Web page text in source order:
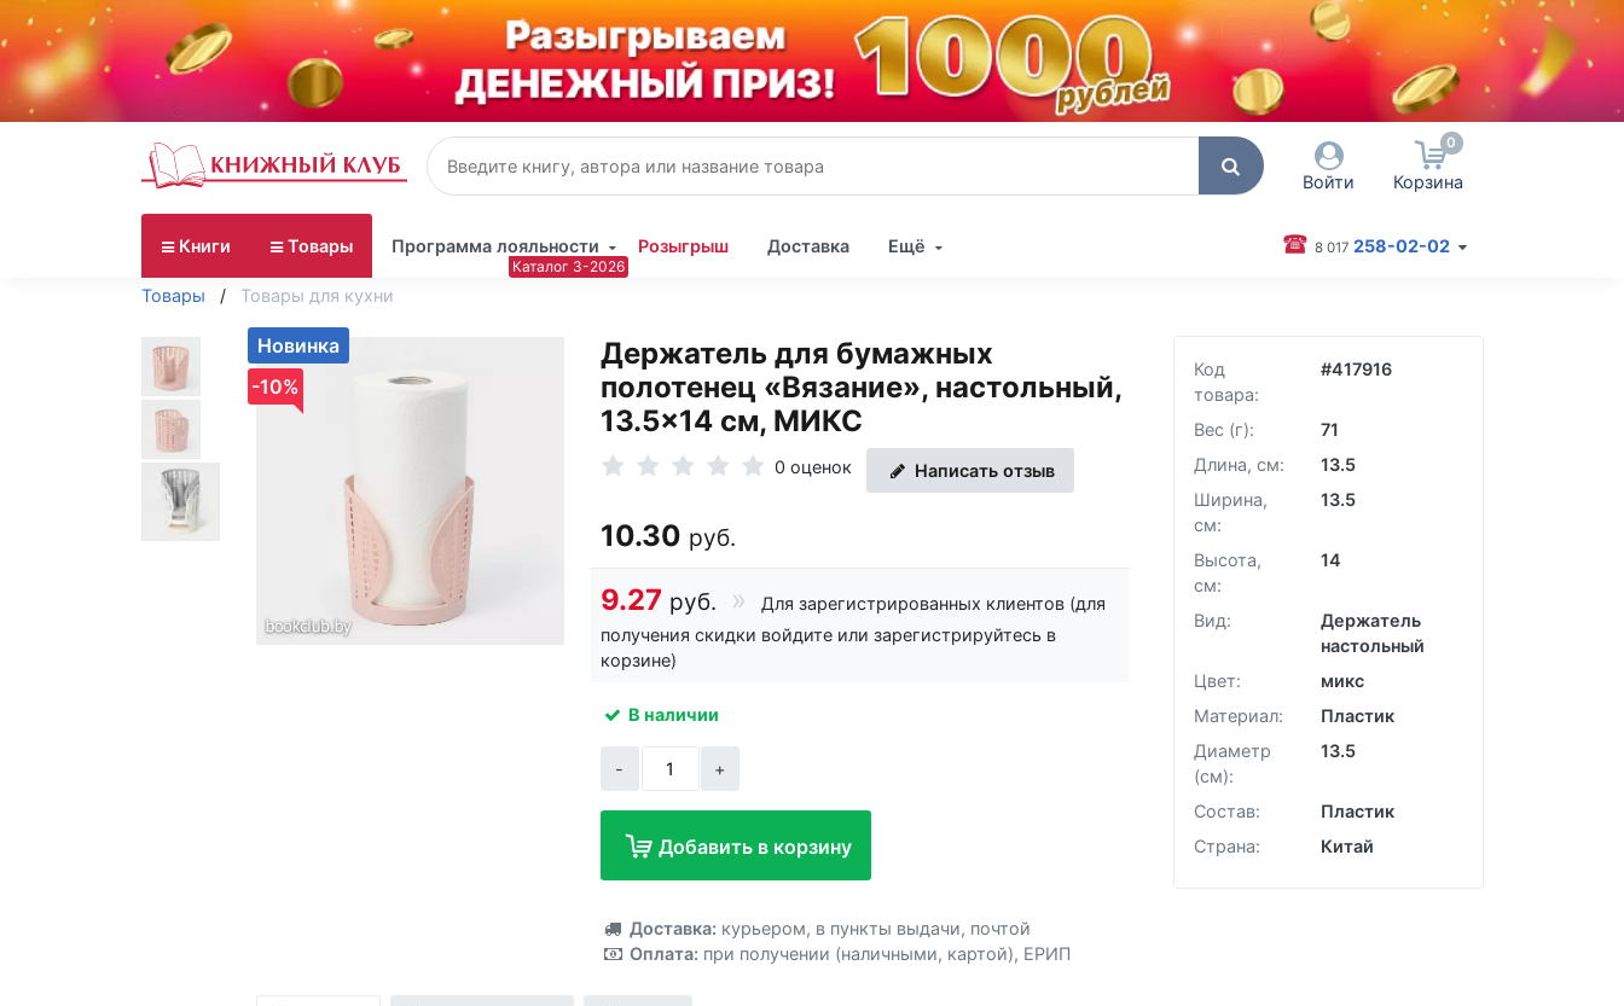
Войти
Запомнить меня
Согласен на обработку
персональных данных
Войти
Забыли пароль?
0
Корзина
Книги Товары Программа лояльности Розыгрыш Доставка Ещё 8 017 258-02-02
Товары Товары для кухни
Новинка
-10%
Держатель для бумажных
полотенец «Вязание», настольный,
13.5×14 см, МИКС
0 оценок Написать отзыв
10.30 руб.
9.27 руб.
Для зарегистрированных клиентов (для
получения скидки войдите или зарегистрируйтесь в
корзине)
В наличии
- +
Добавить в корзину
Добавлено!
Доставка: курьером, в пункты выдачи, почтой
Оплата: при получении (наличными, картой), ЕРИП
Код
товара:
#417916
Вес (г):
71
Длина, см:
13.5
Ширина,
см:
13.5
Высота,
см:
14
Вид:
Держатель
настольный
Цвет:
микс
Материал:
Пластик
Диаметр
(см):
13.5
Состав:
Пластик
Страна:
Китай